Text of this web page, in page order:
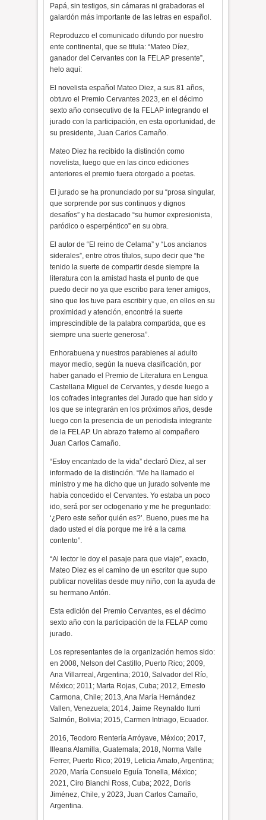
Papá, sin testigos, sin cámaras ni grabadoras el
galardón más importante de las letras en español.
Reproduzco el comunicado difundo por nuestro
ente continental, que se titula: “Mateo Díez,
ganador del Cervantes con la FELAP presente”,
helo aquí:
El novelista español Mateo Diez, a sus 81 años,
obtuvo el Premio Cervantes 2023, en el décimo
sexto año consecutivo de la FELAP integrando el
jurado con la participación, en esta oportunidad, de
su presidente, Juan Carlos Camaño.
Mateo Diez ha recibido la distinción como
novelista, luego que en las cinco ediciones
anteriores el premio fuera otorgado a poetas.
El jurado se ha pronunciado por su “prosa singular,
que sorprende por sus continuos y dignos
desafíos” y ha destacado “su humor expresionista,
paródico o esperpéntico” en su obra.
El autor de “El reino de Celama” y “Los ancianos
siderales”, entre otros títulos, supo decir que “he
tenido la suerte de compartir desde siempre la
literatura con la amistad hasta el punto de que
puedo decir no ya que escribo para tener amigos,
sino que los tuve para escribir y que, en ellos en su
proximidad y atención, encontré la suerte
imprescindible de la palabra compartida, que es
siempre una suerte generosa”.
Enhorabuena y nuestros parabienes al adulto
mayor medio, según la nueva clasificación, por
haber ganado el Premio de Literatura en Lengua
Castellana Miguel de Cervantes, y desde luego a
los cofrades integrantes del Jurado que han sido y
los que se integrarán en los próximos años, desde
luego con la presencia de un periodista integrante
de la FELAP. Un abrazo fraterno al compañero
Juan Carlos Camaño.
“Estoy encantado de la vida” declaró Diez, al ser
informado de la distinción. “Me ha llamado el
ministro y me ha dicho que un jurado solvente me
había concedido el Cervantes. Yo estaba un poco
ido, será por ser octogenario y me he preguntado:
‘¿Pero este señor quién es?’. Bueno, pues me ha
dado usted el día porque me iré a la cama
contento”.
“Al lector le doy el pasaje para que viaje”, exacto,
Mateo Diez es el camino de un escritor que supo
publicar novelitas desde muy niño, con la ayuda de
su hermano Antón.
Esta edición del Premio Cervantes, es el décimo
sexto año con la participación de la FELAP como
jurado.
Los representantes de la organización hemos sido:
en 2008, Nelson del Castillo, Puerto Rico; 2009,
Ana Villarreal, Argentina; 2010, Salvador del Río,
México; 2011; Marta Rojas, Cuba; 2012, Ernesto
Carmona, Chile; 2013, Ana María Hernández
Vallen, Venezuela; 2014, Jaime Reynaldo Iturri
Salmón, Bolivia; 2015, Carmen Intriago, Ecuador.
2016, Teodoro Rentería Arróyave, México; 2017,
Illeana Alamilla, Guatemala; 2018, Norma Valle
Ferrer, Puerto Rico; 2019, Leticia Amato, Argentina;
2020, María Consuelo Eguía Tonella, México;
2021, Ciro Bianchi Ross, Cuba; 2022, Doris
Jiménez, Chile, y 2023, Juan Carlos Camaño,
Argentina.